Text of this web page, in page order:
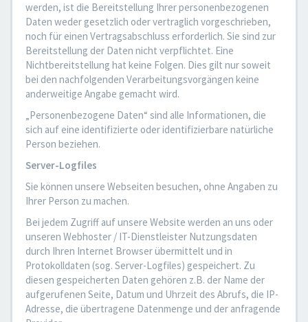
werden, ist die Bereitstellung Ihrer personenbezogenen
Daten weder gesetzlich oder vertraglich vorgeschrieben,
noch für einen Vertragsabschluss erforderlich. Sie sind zur
Bereitstellung der Daten nicht verpflichtet. Eine
Nichtbereitstellung hat keine Folgen. Dies gilt nur soweit
bei den nachfolgenden Verarbeitungsvorgängen keine
anderweitige Angabe gemacht wird.
„Personenbezogene Daten“ sind alle Informationen, die
sich auf eine identifizierte oder identifizierbare natürliche
Person beziehen.
Server-Logfiles
Sie können unsere Webseiten besuchen, ohne Angaben zu
Ihrer Person zu machen.
Bei jedem Zugriff auf unsere Website werden an uns oder
unseren Webhoster / IT-Dienstleister Nutzungsdaten
durch Ihren Internet Browser übermittelt und in
Protokolldaten (sog. Server-Logfiles) gespeichert. Zu
diesen gespeicherten Daten gehören z.B. der Name der
aufgerufenen Seite, Datum und Uhrzeit des Abrufs, die IP-
Adresse, die übertragene Datenmenge und der anfragende